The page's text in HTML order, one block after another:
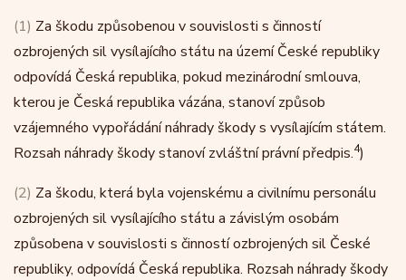
(1) Za škodu způsobenou v souvislosti s činností
ozbrojených sil vysílajícího státu na území České republiky
odpovídá Česká republika, pokud mezinárodní smlouva,
kterou je Česká republika vázána, stanoví způsob
vzájemného vypořádání náhrady škody s vysílajícím státem.
Rozsah náhrady škody stanoví zvláštní právní předpis.4)
(2) Za škodu, která byla vojenskému a civilnímu personálu
ozbrojených sil vysílajícího státu a závislým osobám
způsobena v souvislosti s činností ozbrojených sil České
republiky, odpovídá Česká republika. Rozsah náhrady škody